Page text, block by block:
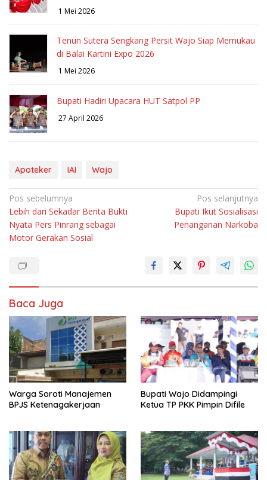
1 Mei 2026
Tenun Sutera Sengkang Persit Wajo Siap Memukau
di Balai Kartini Expo 2026
1 Mei 2026
Bupati Hadiri Upacara HUT Satpol PP
27 April 2026
Apoteker IAI Wajo
Navigasi
pos
Pos sebelumnya
Lebih dari Sekadar Berita Bukti
Nyata Pers Pinrang sebagai
Motor Gerakan Sosial
Pos selanjutnya
Bupati Ikut Sosialisasi
Penanganan Narkoba
Baca Juga
Warga Soroti Manajemen
BPJS Ketenagakerjaan
Bupati Wajo Didampingi
Ketua TP PKK Pimpin Difile